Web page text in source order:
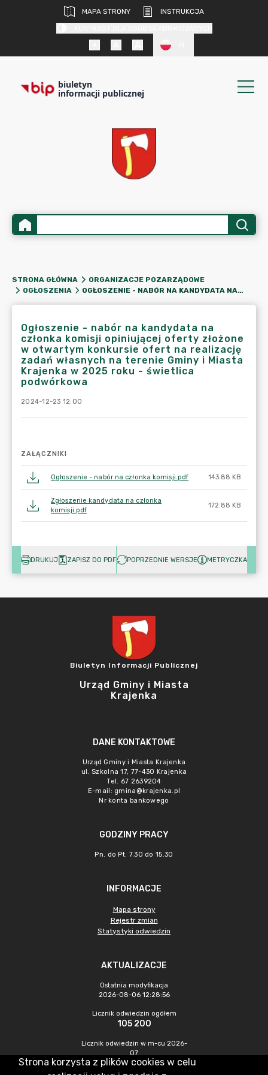
MAPA STRONY
INSTRUKCJA
biuletyn
informacji publicznej
STRONA GŁÓWNA
ORGANIZACJE POZARZĄDOWE
OGŁOSZENIA
OGŁOSZENIE - NABÓR NA KANDYDATA NA CZŁONKA KOMISJI OPINIUJĄCEJ OFERTY ZŁOŻONE W OTWARTYM KONKURSIE OFERT NA REALIZACJĘ ZADAŃ WŁASNYCH NA TERENIE GMINY I MIASTA KRAJENKA W 2025 ROKU - ŚWIETLICA PODWÓRKOWA
Ogłoszenie - nabór na kandydata na
członka komisji opiniującej oferty złożone
w otwartym konkursie ofert na realizację
zadań własnych na terenie Gminy i Miasta
Krajenka w 2025 roku - świetlica
podwórkowa
2024-12-23 12:00
ZAŁĄCZNIKI
Ogłoszenie - nabór na członka komisji.pdf 143.88 KB
Zgłoszenie kandydata na członka
komisji.pdf
172.88 KB
DRUKUJ ZAPISZ DO PDF POPRZEDNIE WERSJE METRYCZKA
Biuletyn Informacji Publicznej
Urząd Gminy i Miasta
Krajenka
DANE KONTAKTOWE
Urząd Gminy i Miasta Krajenka
ul. Szkolna 17, 77-430 Krajenka
Tel. 67 2639204
E-mail: gmina@krajenka.pl
Nr konta bankowego
GODZINY PRACY
Pn. do Pt. 7.30 do 15.30
INFORMACJE
Mapa strony
Rejestr zmian
Statystyki odwiedzin
AKTUALIZACJE
Ostatnia modyfikacja
2026-08-06 12:28:56
Licznik odwiedzin ogółem
105 200
Licznik odwiedzin w m-cu 2026-
07
576
Strona korzysta z plików cookies w celu